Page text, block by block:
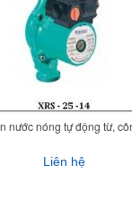
nước nóng tự động từ,
Liên hệ